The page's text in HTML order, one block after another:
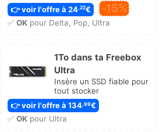
👉 voir l'offre à 24,22€ -15%
✅ OKpour Delta, Pop, Ultra
1To dans ta Freebox
Ultra
Insère un SSD fiable pour
tout stocker
👉 voir l'offre à 134 ,99€
✅ OKpour Ultra